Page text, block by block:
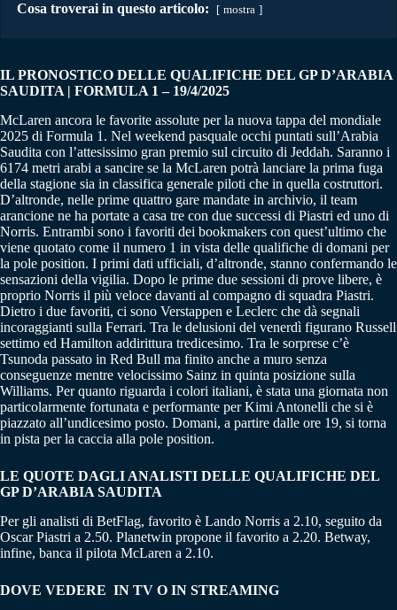
Cosa troverai in questo articolo: mostra
IL PRONOSTICO DELLE QUALIFICHE DEL GP D’ARABIA
SAUDITA | FORMULA 1 – 19/4/2025
McLaren ancora le favorite assolute per la nuova tappa del mondiale
2025 di Formula 1. Nel weekend pasquale occhi puntati sull’Arabia
Saudita con l’attesissimo gran premio sul circuito di Jeddah. Saranno i
6174 metri arabi a sancire se la McLaren potrà lanciare la prima fuga
della stagione sia in classifica generale piloti che in quella costruttori.
D’altronde, nelle prime quattro gare mandate in archivio, il team
arancione ne ha portate a casa tre con due successi di Piastri ed uno di
Norris. Entrambi sono i favoriti dei bookmakers con quest’ultimo che
viene quotato come il numero 1 in vista delle qualifiche di domani per
la pole position. I primi dati ufficiali, d’altronde, stanno confermando le
sensazioni della vigilia. Dopo le prime due sessioni di prove libere, è
proprio Norris il più veloce davanti al compagno di squadra Piastri.
Dietro i due favoriti, ci sono Verstappen e Leclerc che dà segnali
incoraggianti sulla Ferrari. Tra le delusioni del venerdì figurano Russell
settimo ed Hamilton addirittura tredicesimo. Tra le sorprese c’è
Tsunoda passato in Red Bull ma finito anche a muro senza
conseguenze mentre velocissimo Sainz in quinta posizione sulla
Williams. Per quanto riguarda i colori italiani, è stata una giornata non
particolarmente fortunata e performante per Kimi Antonelli che si è
piazzato all’undicesimo posto. Domani, a partire dalle ore 19, si torna
in pista per la caccia alla pole position.
LE QUOTE DAGLI ANALISTI DELLE QUALIFICHE DEL
GP D’ARABIA SAUDITA
Per gli analisti di BetFlag, favorito è Lando Norris a 2.10, seguito da
Oscar Piastri a 2.50. Planetwin propone il favorito a 2.20. Betway,
infine, banca il pilota McLaren a 2.10.
DOVE VEDERE IN TV O IN STREAMING